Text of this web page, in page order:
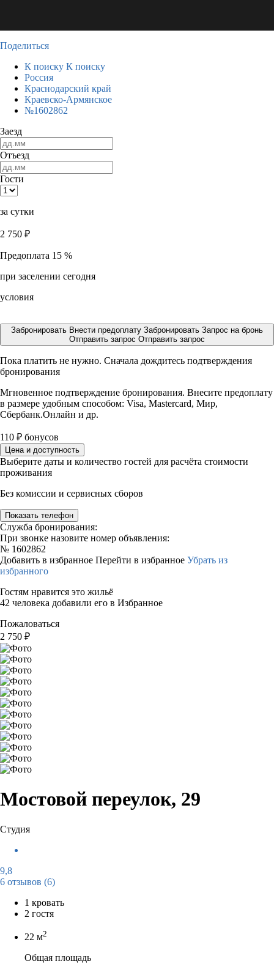
Поделиться
К поиску К поиску
Россия
Краснодарский край
Краевско-Армянское
№1602862
Заезд
Отъезд
Гости
за сутки
2 750 ₽
Предоплата 15 %
при заселении сегодня
условия
Забронировать Внести предоплату Забронировать Запрос на бронь
Отправить запрос Отправить запрос
Пока платить не нужно. Сначала дождитесь подтверждения
бронирования
Мгновенное подтверждение бронирования. Внесите предоплату
в размере удобным способом: Visa, Mastercard, Мир,
Сбербанк.Онлайн и др.
110 ₽ бонусов
Цена и доступность
Выберите даты и количество гостей для расчёта стоимости
проживания
Без комиссии и сервисных сборов
Показать телефон
Служба бронирования:
При звонке назовите номер объявления:
№ 1602862
Добавить в избранное Перейти в избранное Убрать из
избранного
Гостям нравится это жильё
42 человека добавили его в Избранное
Пожаловаться
2 750 ₽
Мостовой переулок, 29
Студия
9,8
6 отзывов (6)
1 кровать
2 гостя
22 м2
Общая площадь